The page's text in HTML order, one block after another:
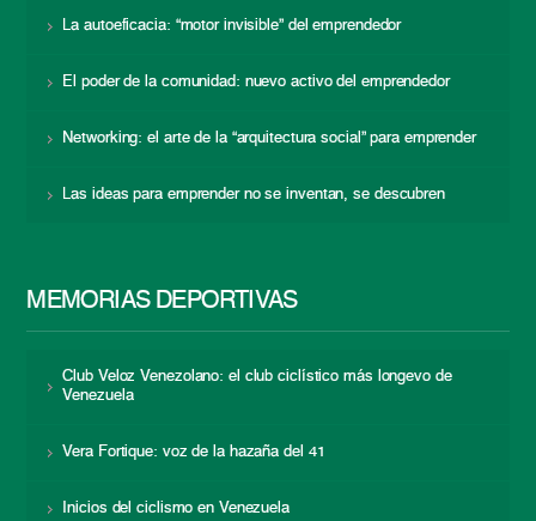
La autoeficacia: “motor invisible” del emprendedor
El poder de la comunidad: nuevo activo del emprendedor
Networking: el arte de la “arquitectura social” para emprender
Las ideas para emprender no se inventan, se descubren
MEMORIAS DEPORTIVAS
Club Veloz Venezolano: el club ciclístico más longevo de
Venezuela
Vera Fortique: voz de la hazaña del 41
Inicios del ciclismo en Venezuela